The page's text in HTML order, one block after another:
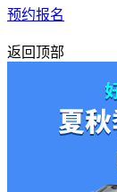
预约报名
返回顶部